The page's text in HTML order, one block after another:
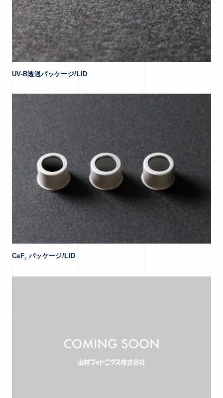
UV-B透過パッケージ/LID
CaF2 パッケージ/LID